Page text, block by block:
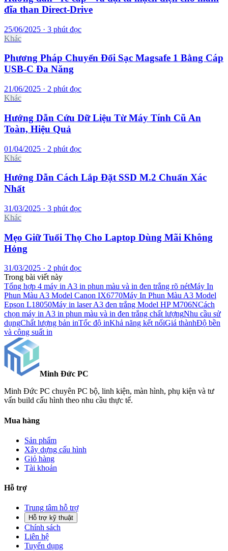
đĩa than Direct‑Drive
25/06/2025 · 3 phút đọc
Khác
Phương Pháp Chuyển Đổi Sạc Magsafe 1 Bằng Cáp
USB-C Đa Năng
21/06/2025 · 2 phút đọc
Khác
Hướng Dẫn Cứu Dữ Liệu Từ Máy Tính Cũ An
Toàn, Hiệu Quả
01/04/2025 · 2 phút đọc
Khác
Hướng Dẫn Cách Lắp Đặt SSD M.2 Chuẩn Xác
Nhất
31/03/2025 · 3 phút đọc
Khác
Mẹo Giữ Tuổi Thọ Cho Laptop Dùng Mãi Không
Hỏng
31/03/2025 · 2 phút đọc
Trong bài viết này
Tổng hợp 4 máy in A3 in phun màu và in đen trắng rõ nétMáy In
Phun Màu A3 Model Canon IX6770Máy In Phun Màu A3 Model
Epson L18050Máy in laser A3 đen trắng Model HP M706NCách
chọn máy in A3 in phun màu và in đen trắng chất lượngNhu cầu sử
dụngChất lượng bản inTốc độ inKhả năng kết nốiGiá thànhĐộ bền
và công suất in
Minh Đức PC
Minh Đức PC chuyên PC bộ, linh kiện, màn hình, phụ kiện và tư
vấn build cấu hình theo nhu cầu thực tế.
Mua hàng
Sản phẩm
Xây dựng cấu hình
Giỏ hàng
Tài khoản
Hỗ trợ
Trung tâm hỗ trợ
Hỗ trợ kỹ thuật
Chính sách
Liên hệ
Tuyển dụng